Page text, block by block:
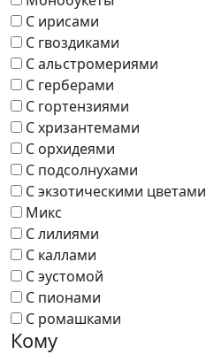
С ирисами
С гвоздиками
С альстромериями
С герберами
С гортензиями
С хризантемами
С орхидеями
С подсолнухами
С экзотическими цветами
Микс
С лилиями
С каллами
С эустомой
С пионами
С ромашками
Кому